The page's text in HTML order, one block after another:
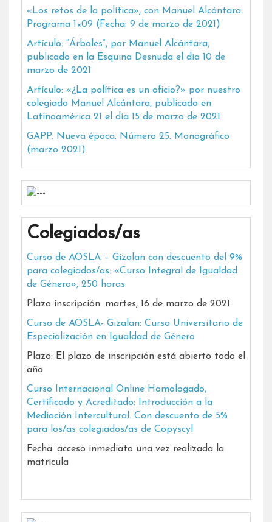
«Los retos de la política», con Manuel Alcántara.
Programa 1×09 (Fecha: 9 de marzo de 2021)
Artículo: “Árboles”, por Manuel Alcántara,
publicado en la Esquina Desnuda el día 10 de
marzo de 2021
Artículo: «¿La política es un oficio?» por nuestro
colegiado Manuel Alcántara, publicado en
Latinoamérica 21 el día 15 de marzo de 2021
GAPP. Nueva época. Número 25. Monográfico
(marzo 2021)
Colegiados/as
Curso de AOSLA – Gizalan con descuento del 9%
para colegiados/as: «Curso Integral de Igualdad
de Género», 250 horas
Plazo inscripción: martes, 16 de marzo de 2021
Curso de AOSLA- Gizalan: Curso Universitario de
Especialización en Igualdad de Género
Plazo: El plazo de inscripción está abierto todo el
año
Curso Internacional Online Homologado,
Certificado y Acreditado: Introducción a la
Mediación Intercultural. Con descuento de 5%
para los/as colegiados/as de Copyscyl
Fecha: acceso inmediato una vez realizada la
matrícula